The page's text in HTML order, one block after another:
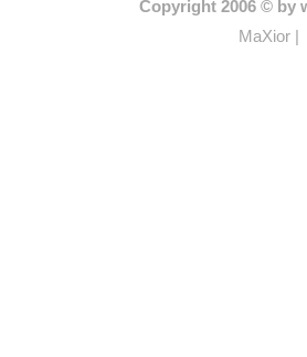
Copyright 2006 © by
MaXior |